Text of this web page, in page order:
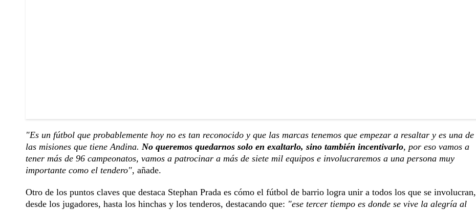
"Es un fútbol que probablemente hoy no es tan reconocido y que las marcas tenemos que empezar a resaltar y es una de
las misiones que tiene Andina. No queremos quedarnos solo en exaltarlo, sino también incentivarlo, por eso vamos a
tener más de 96 campeonatos, vamos a patrocinar a más de siete mil equipos e involucraremos a una persona muy
importante como el tendero", añade.
Otro de los puntos claves que destaca Stephan Prada es cómo el fútbol de barrio logra unir a todos los que se involucran,
desde los jugadores, hasta los hinchas y los tenderos, destacando que: "ese tercer tiempo es donde se vive la alegría al